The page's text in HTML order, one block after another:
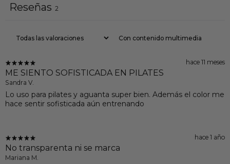
Reseñas 2
Con contenido multimedia
hace 11 meses
ME SIENTO SOFISTICADA EN PILATES
Sandra V.
Lo uso para pilates y aguanta super bien. Además el color me
hace sentir sofisticada aún entrenando
hace 1 año
No transparenta ni se marca
Mariana M.